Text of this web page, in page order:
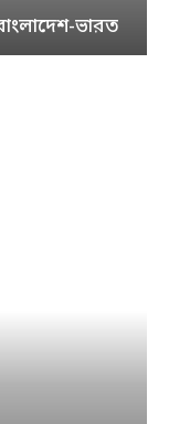
ভারত